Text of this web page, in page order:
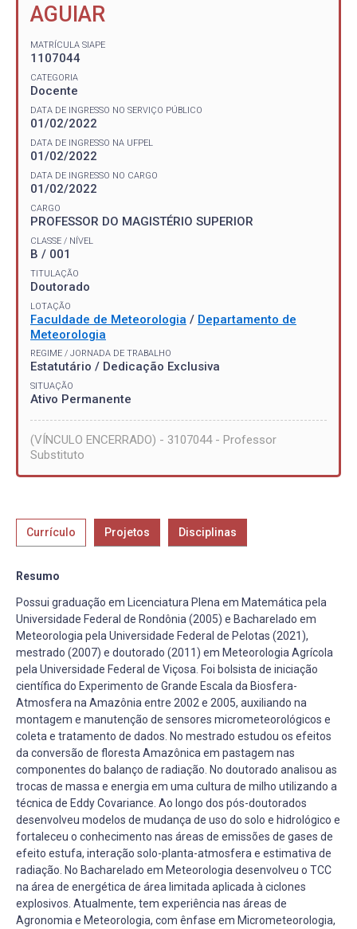
AGUIAR
MATRÍCULA SIAPE
1107044
CATEGORIA
Docente
DATA DE INGRESSO NO SERVIÇO PÚBLICO
01/02/2022
DATA DE INGRESSO NA UFPEL
01/02/2022
DATA DE INGRESSO NO CARGO
01/02/2022
CARGO
PROFESSOR DO MAGISTÉRIO SUPERIOR
CLASSE / NÍVEL
B / 001
TITULAÇÃO
Doutorado
LOTAÇÃO
Faculdade de Meteorologia / Departamento de
Meteorologia
REGIME / JORNADA DE TRABALHO
Estatutário / Dedicação Exclusiva
SITUAÇÃO
Ativo Permanente
(VÍNCULO ENCERRADO) - 3107044 - Professor
Substituto
Currículo Projetos Disciplinas
Resumo
Possui graduação em Licenciatura Plena em Matemática pela
Universidade Federal de Rondônia (2005) e Bacharelado em
Meteorologia pela Universidade Federal de Pelotas (2021),
mestrado (2007) e doutorado (2011) em Meteorologia Agrícola
pela Universidade Federal de Viçosa. Foi bolsista de iniciação
científica do Experimento de Grande Escala da Biosfera-
Atmosfera na Amazônia entre 2002 e 2005, auxiliando na
montagem e manutenção de sensores micrometeorológicos e
coleta e tratamento de dados. No mestrado estudou os efeitos
da conversão de floresta Amazônica em pastagem nas
componentes do balanço de radiação. No doutorado analisou as
trocas de massa e energia em uma cultura de milho utilizando a
técnica de Eddy Covariance. Ao longo dos pós-doutorados
desenvolveu modelos de mudança de uso do solo e hidrológico e
fortaleceu o conhecimento nas áreas de emissões de gases de
efeito estufa, interação solo-planta-atmosfera e estimativa de
radiação. No Bacharelado em Meteorologia desenvolveu o TCC
na área de energética de área limitada aplicada à ciclones
explosivos. Atualmente, tem experiência nas áreas de
Agronomia e Meteorologia, com ênfase em Micrometeorologia,